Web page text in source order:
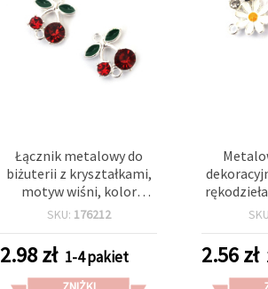
Łącznik metalowy do
biżuterii z kryształkami,
motyw wiśni, kolor
srebrny, 15x17x6 mm,
SKU: 176212
2.98zł 1-4 pakiet
mm,
2.56zł